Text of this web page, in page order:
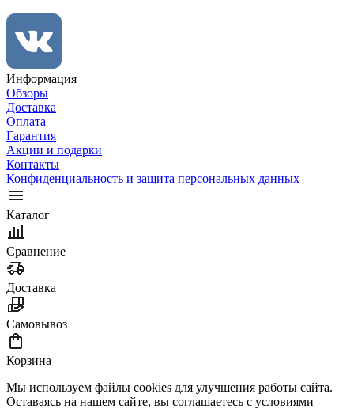
Информация
Обзоры
Доставка
Оплата
Гарантия
Акции и подарки
Контакты
Конфиденциальность и защита персональных данных
Каталог
Сравнение
Доставка
Самовывоз
Корзина
Мы используем файлы cookies для улучшения работы сайта.
Оставаясь на нашем сайте, вы соглашаетесь с условиями